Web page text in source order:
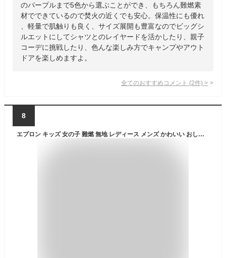
のパープルまで5色から選ぶことができ、もちろん難燃素
材でできているので焚火の近くでも安心。保温性にも優れ
、軽量で肌触りも良く、サイズ展開も豊富なのでビッグシ
ルエットにしてシャツとのレイヤードを活かしたり、親子
コーデに挑戦したり、色んな楽しみ方でキャンプやアウト
ドアを楽しめますよ。
全てのおすすめコメント (2件) >
8
エプロン キッズ 女の子 難燃 無地 レディース メンズ かわいい おしゃれ キャンプ アウトドア 幼稚園 小学生 お揃い 親子コーデ 120cm 130cm 150cm 160cm S M L LL キャンプ飯 ポケット 丈長 大人から子供 JJcamp